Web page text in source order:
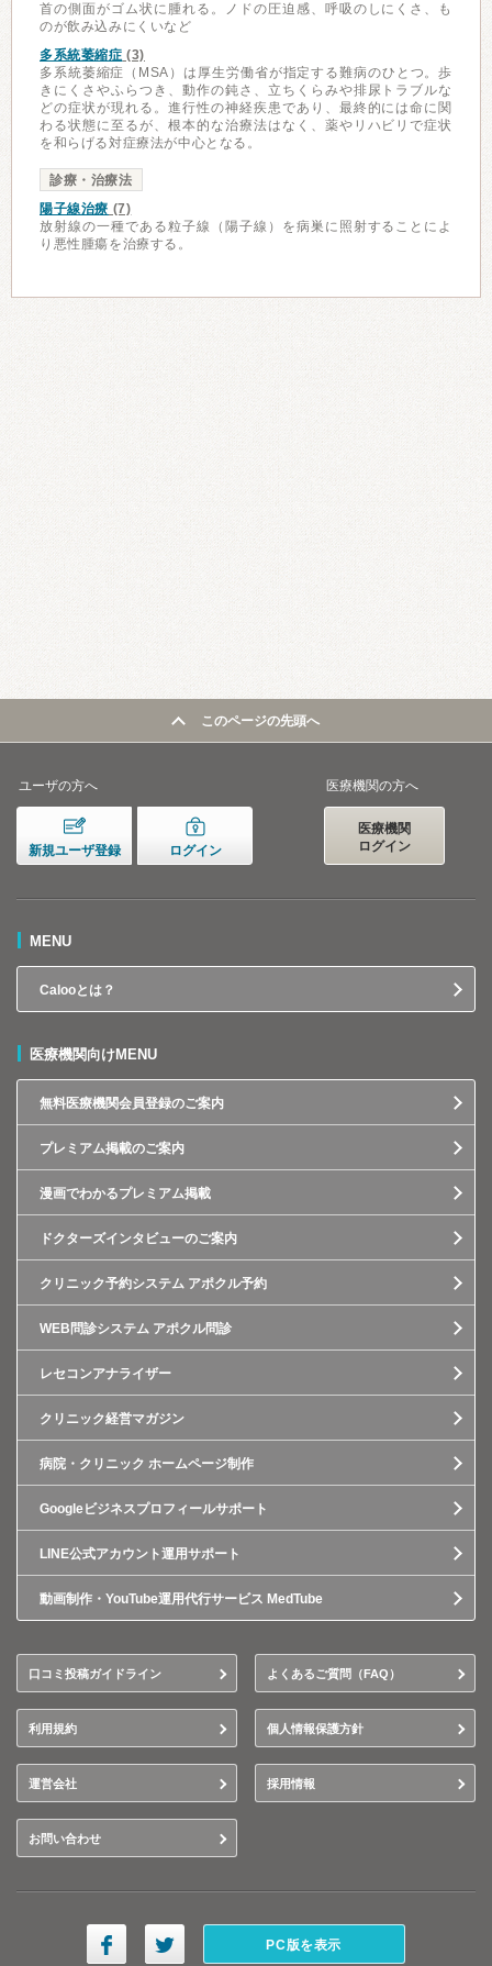
首の側面がゴム状に腫れる。ノドの圧迫感、呼吸のしにくさ、も
のが飲み込みにくいなど
多系統萎縮症 (3)
多系統萎縮症（MSA）は厚生労働省が指定する難病のひとつ。歩
きにくさやふらつき、動作の鈍さ、立ちくらみや排尿トラブルな
どの症状が現れる。進行性の神経疾患であり、最終的には命に関
わる状態に至るが、根本的な治療法はなく、薬やリハビリで症状
を和らげる対症療法が中心となる。
診療・治療法
陽子線治療 (7)
放射線の一種である粒子線（陽子線）を病巣に照射することによ
り悪性腫瘍を治療する。
このページの先頭へ
ユーザの方へ
新規ユーザ登録 ログイン
医療機関の方へ
医療機関
ログイン
MENU
Calooとは？
医療機関向けMENU
無料医療機関会員登録のご案内
プレミアム掲載のご案内
漫画でわかるプレミアム掲載
ドクターズインタビューのご案内
クリニック予約システム アポクル予約
WEB問診システム アポクル問診
レセコンアナライザー
クリニック経営マガジン
病院・クリニック ホームページ制作
Googleビジネスプロフィールサポート
LINE公式アカウント運用サポート
動画制作・YouTube運用代行サービス MedTube
口コミ投稿ガイドライン よくあるご質問（FAQ）
利用規約 個人情報保護方針
運営会社 採用情報
お問い合わせ
PC版を表示